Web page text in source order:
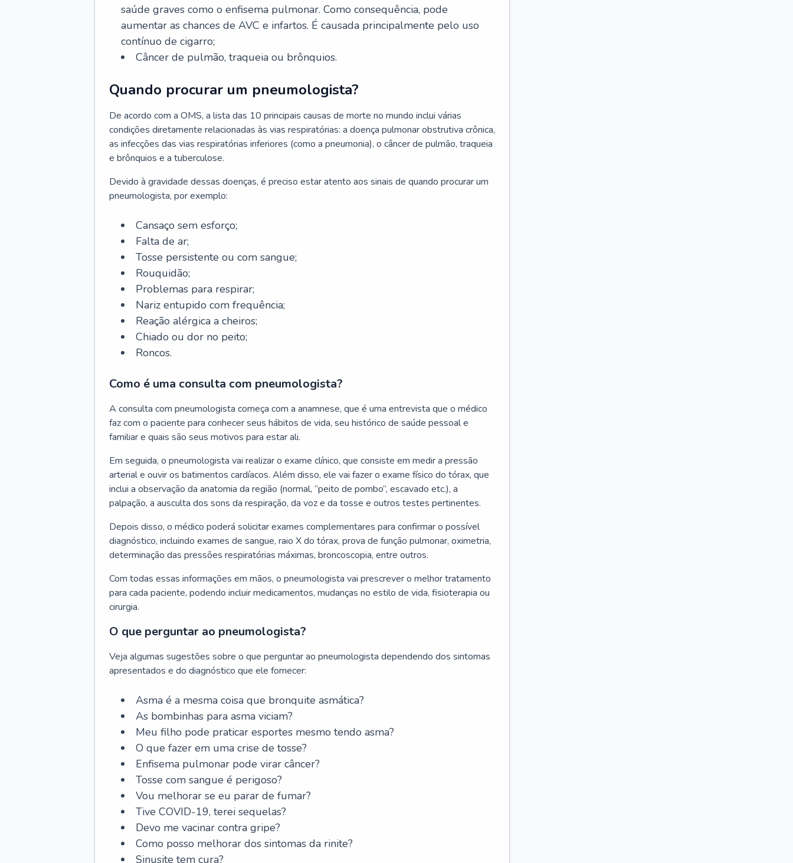
saúde graves como o enfisema pulmonar. Como consequência, pode
aumentar as chances de AVC e infartos. É causada principalmente pelo uso
contínuo de cigarro;
Câncer de pulmão, traqueia ou brônquios.
Quando procurar um pneumologista?
De acordo com a OMS, a lista das 10 principais causas de morte no mundo inclui várias
condições diretamente relacionadas às vias respiratórias: a doença pulmonar obstrutiva crônica,
as infecções das vias respiratórias inferiores (como a pneumonia), o câncer de pulmão, traqueia
e brônquios e a tuberculose.
Devido à gravidade dessas doenças, é preciso estar atento aos sinais de quando procurar um
pneumologista, por exemplo:
Cansaço sem esforço;
Falta de ar;
Tosse persistente ou com sangue;
Rouquidão;
Problemas para respirar;
Nariz entupido com frequência;
Reação alérgica a cheiros;
Chiado ou dor no peito;
Roncos.
Como é uma consulta com pneumologista?
A consulta com pneumologista começa com a anamnese, que é uma entrevista que o médico
faz com o paciente para conhecer seus hábitos de vida, seu histórico de saúde pessoal e
familiar e quais são seus motivos para estar ali.
Em seguida, o pneumologista vai realizar o exame clínico, que consiste em medir a pressão
arterial e ouvir os batimentos cardíacos. Além disso, ele vai fazer o exame físico do tórax, que
inclui a observação da anatomia da região (normal, “peito de pombo”, escavado etc.), a
palpação, a ausculta dos sons da respiração, da voz e da tosse e outros testes pertinentes.
Depois disso, o médico poderá solicitar exames complementares para confirmar o possível
diagnóstico, incluindo exames de sangue, raio X do tórax, prova de função pulmonar, oximetria,
determinação das pressões respiratórias máximas, broncoscopia, entre outros.
Com todas essas informações em mãos, o pneumologista vai prescrever o melhor tratamento
para cada paciente, podendo incluir medicamentos, mudanças no estilo de vida, fisioterapia ou
cirurgia.
O que perguntar ao pneumologista?
Veja algumas sugestões sobre o que perguntar ao pneumologista dependendo dos sintomas
apresentados e do diagnóstico que ele fornecer:
Asma é a mesma coisa que bronquite asmática?
As bombinhas para asma viciam?
Meu filho pode praticar esportes mesmo tendo asma?
O que fazer em uma crise de tosse?
Enfisema pulmonar pode virar câncer?
Tosse com sangue é perigoso?
Vou melhorar se eu parar de fumar?
Tive COVID-19, terei sequelas?
Devo me vacinar contra gripe?
Como posso melhorar dos sintomas da rinite?
Sinusite tem cura?